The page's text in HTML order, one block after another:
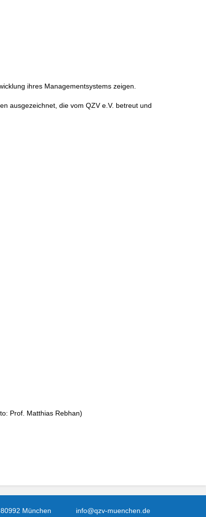
ihres Managementsystems zeigen.
ausgezeichnet, die vom QZV e.V. betreut und
Prof. Matthias Rebhan)
München info@qzv-muenchen.de